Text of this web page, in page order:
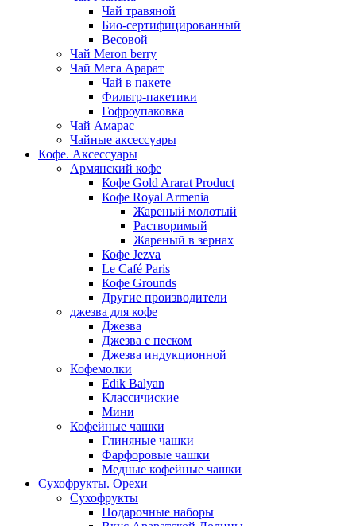
Чай травяной
Био-сертифицированный
Весовой
Чай Meron berry
Чай Мега Арарат
Чай в пакете
Фильтр-пакетики
Гофроупаковка
Чай Амарас
Чайные аксессуары
Кофе. Аксессуары
Армянский кофе
Кофе Gold Ararat Product
Кофе Royal Armenia
Жареный молотый
Растворимый
Жареный в зернах
Кофе Jezva
Le Café Paris
Кофе Grounds
Другие производители
джезва для кофе
Джезва
Джезва с песком
Джезва индукционной
Кофемолки
Edik Balyan
Классичиские
Мини
Кофейные чашки
Глиняные чашки
Фарфоровые чашки
Медные кофейные чашки
Сухофрукты. Орехи
Сухофрукты
Подарочные наборы